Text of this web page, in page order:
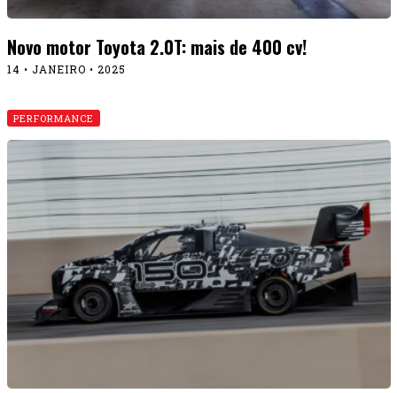
Novo motor Toyota 2.0T: mais de 400 cv!
14 • JANEIRO • 2025
PERFORMANCE